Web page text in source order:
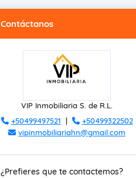
Contáctanos
VIP Inmobiliaria S. de R.L.
+50499497521 |
+50499322502
vipinmobiliariahn@gmail.com
¿Prefieres que te contactemos?